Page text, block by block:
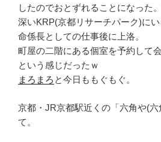
したのでおとずれることになった
深いKRP(京都リサーチパーク)に
命係長としての仕事後に上洛。
町屋の二階にある個室を予約して
という感じだったｗ
まろまろ と今日ももぐもぐ。
京都・JR京都駅近くの「六角や(六
て。